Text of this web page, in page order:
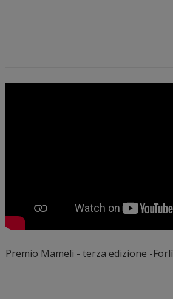
Premio Mameli - terza edizione -Forlì